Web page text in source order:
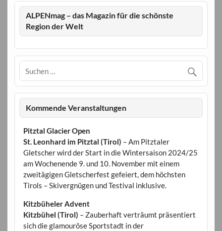
ALPENmag – das Magazin für die schönste
Region der Welt
Kommende Veranstaltungen
Pitztal Glacier Open
St. Leonhard im Pitztal (Tirol) – Am Pitztaler
Gletscher wird der Start in die Wintersaison 2024/25
am Wochenende 9. und 10. November mit einem
zweitägigen Gletscherfest gefeiert, dem höchsten
Tirols – Skivergnügen und Testival inklusive.
Kitzbüheler Advent
Kitzbühel (Tirol) – Zauberhaft verträumt präsentiert
sich die glamouröse Sportstadt in der